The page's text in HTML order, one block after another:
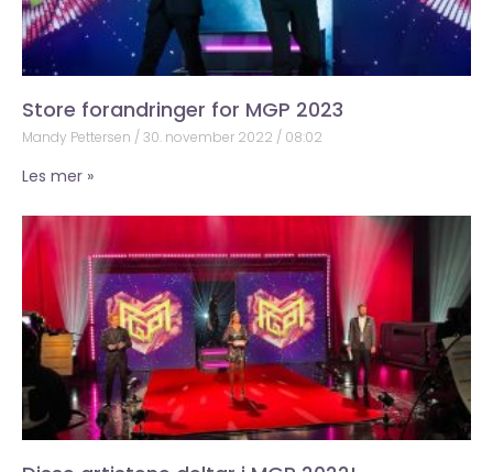
Store forandringer for MGP 2023
Mandy Pettersen 30. november 2022 08:02
Les mer »